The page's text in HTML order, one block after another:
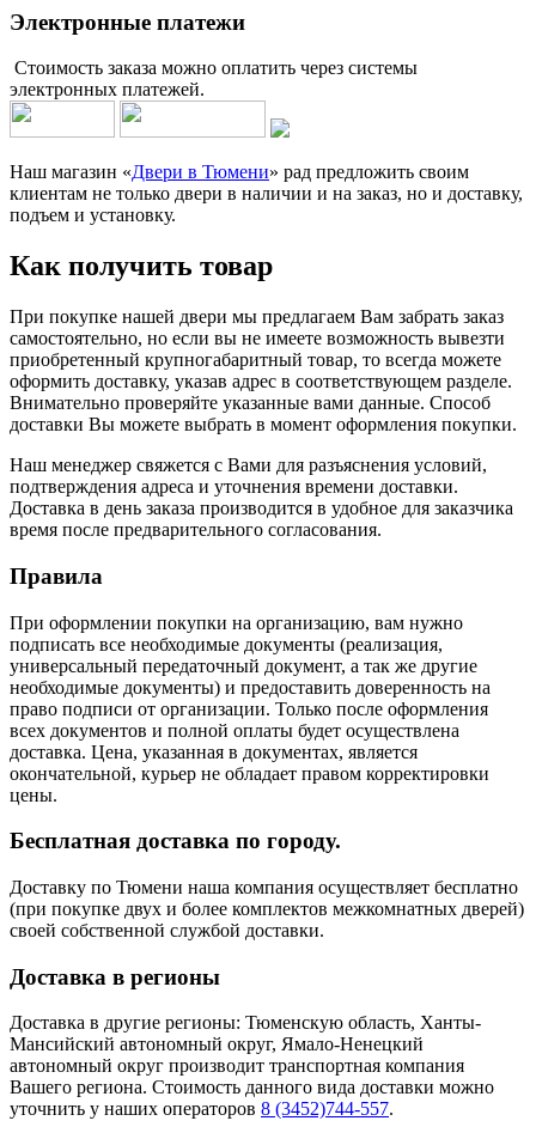
Электронные платежи
Стоимость заказа можно оплатить через системы
электронных платежей.
Наш магазин «Двери в Тюмени» рад предложить своим
клиентам не только двери в наличии и на заказ, но и доставку,
подъем и установку.
Как получить товар
При покупке нашей двери мы предлагаем Вам забрать заказ
самостоятельно, но если вы не имеете возможность вывезти
приобретенный крупногабаритный товар, то всегда можете
оформить доставку, указав адрес в соответствующем разделе.
Внимательно проверяйте указанные вами данные. Способ
доставки Вы можете выбрать в момент оформления покупки.
Наш менеджер свяжется с Вами для разъяснения условий,
подтверждения адреса и уточнения времени доставки.
Доставка в день заказа производится в удобное для заказчика
время после предварительного согласования.
Правила
При оформлении покупки на организацию, вам нужно
подписать все необходимые документы (реализация,
универсальный передаточный документ, а так же другие
необходимые документы) и предоставить доверенность на
право подписи от организации. Только после оформления
всех документов и полной оплаты будет осуществлена
доставка. Цена, указанная в документах, является
окончательной, курьер не обладает правом корректировки
цены.
Бесплатная доставка по городу.
Доставку по Тюмени наша компания осуществляет бесплатно
(при покупке двух и более комплектов межкомнатных дверей)
своей собственной службой доставки.
Доставка в регионы
Доставка в другие регионы: Тюменскую область, Ханты-
Мансийский автономный округ, Ямало-Ненецкий
автономный округ производит транспортная компания
Вашего региона. Стоимость данного вида доставки можно
уточнить у наших операторов 8 (3452)744-557.